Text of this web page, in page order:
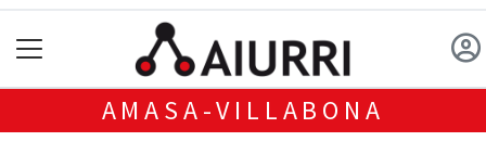
AMASA-VILLABONA